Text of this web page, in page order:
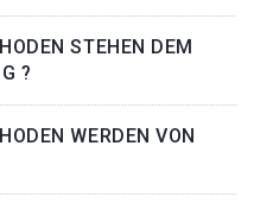
STEHEN DEM
?
WERDEN VON